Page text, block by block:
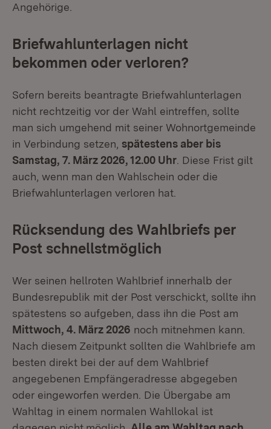
Angehörige.
Briefwahlunterlagen nicht
bekommen oder verloren?
Sofern bereits beantragte Briefwahlunterlagen
nicht rechtzeitig vor der Wahl eintreffen, sollte
man sich umgehend mit seiner Wohnortgemeinde
in Verbindung setzen, spätestens aber bis
Samstag, 7. März 2026, 12.00 Uhr . Diese Frist gilt
auch, wenn man den Wahlschein oder die
Briefwahlunterlagen verloren hat.
Rücksendung des Wahlbriefs per
Post schnellstmöglich
Wer seinen hellroten Wahlbrief innerhalb der
Bundesrepublik mit der Post verschickt, sollte ihn
spätestens so aufgeben, dass ihn die Post am
Mittwoch, 4. März 2026 noch mitnehmen kann.
Nach diesem Zeitpunkt sollten die Wahlbriefe am
besten direkt bei der auf dem Wahlbrief
angegebenen Empfängeradresse abgegeben
oder eingeworfen werden. Die Übergabe am
Wahltag in einem normalen Wahllokal ist